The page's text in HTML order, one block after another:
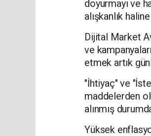
doyurmayı ve
alışkanlık
​Dijital Market
ve
etmek artık
​"İhtiyaç" ve
maddelerden
alınmış
​Yüksek